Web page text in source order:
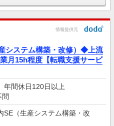
情報提供元
システム構築・改修）◆上流
月15h程度【転職支援サービ
年間休日120日以上
SE（生産システム構築・改